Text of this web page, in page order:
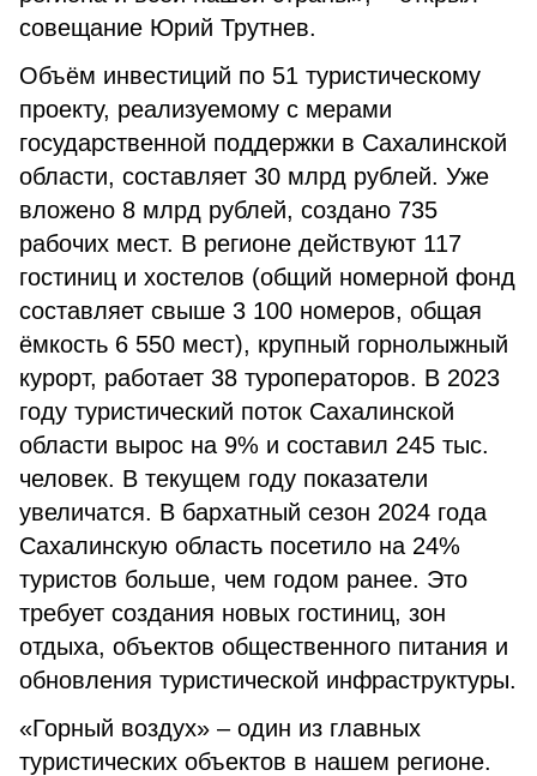
совещание Юрий Трутнев.
Объём инвестиций по 51 туристическому
проекту, реализуемому с мерами
государственной поддержки в Сахалинской
области, составляет 30 млрд рублей. Уже
вложено 8 млрд рублей, создано 735
рабочих мест. В регионе действуют 117
гостиниц и хостелов (общий номерной фонд
составляет свыше 3 100 номеров, общая
ёмкость 6 550 мест), крупный горнолыжный
курорт, работает 38 туроператоров. В 2023
году туристический поток Сахалинской
области вырос на 9% и составил 245 тыс.
человек. В текущем году показатели
увеличатся. В бархатный сезон 2024 года
Сахалинскую область посетило на 24%
туристов больше, чем годом ранее. Это
требует создания новых гостиниц, зон
отдыха, объектов общественного питания и
обновления туристической инфраструктуры.
«Горный воздух» – один из главных
туристических объектов в нашем регионе.